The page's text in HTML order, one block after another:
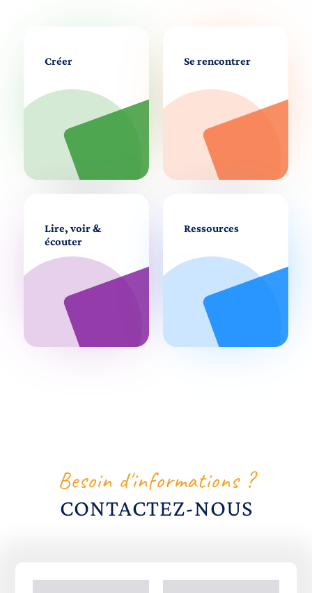
Créer Se rencontrer
Lire, voir &
écouter
Ressources
Besoin d'informations ?
CONTACTEZ-NOUS